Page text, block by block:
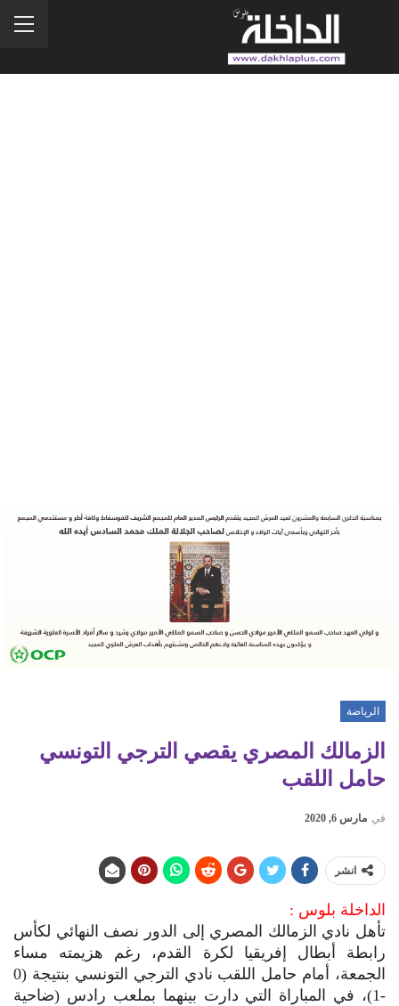
الرياضة
الزمالك المصري يقصي الترجي التونسي
حامل اللقب
في مارس 6, 2020
انشر
الداخلة بلوس :
تأهل نادي الزمالك المصري إلى الدور نصف النهائي لكأس
رابطة أبطال إفريقيا لكرة القدم، رغم هزيمته مساء
الجمعة، أمام حامل اللقب نادي الترجي التونسي بنتيجة (0
-1)، في المباراة التي دارت بينهما بملعب رادس (ضاحية